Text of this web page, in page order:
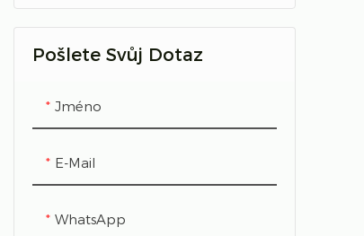
zemědělství
Věžové kontejnerové
Pošlete Svůj Dotaz
Jméno
E-Mail
WhatsApp